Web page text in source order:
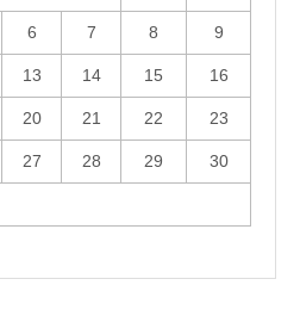
6 7 8 9
13 14 15 16
20 21 22 23
27 28 29 30